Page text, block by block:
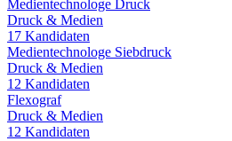
Medientechnologe Druck
Druck & Medien
17 Kandidaten
Medientechnologe Siebdruck
Druck & Medien
12 Kandidaten
Flexograf
Druck & Medien
12 Kandidaten